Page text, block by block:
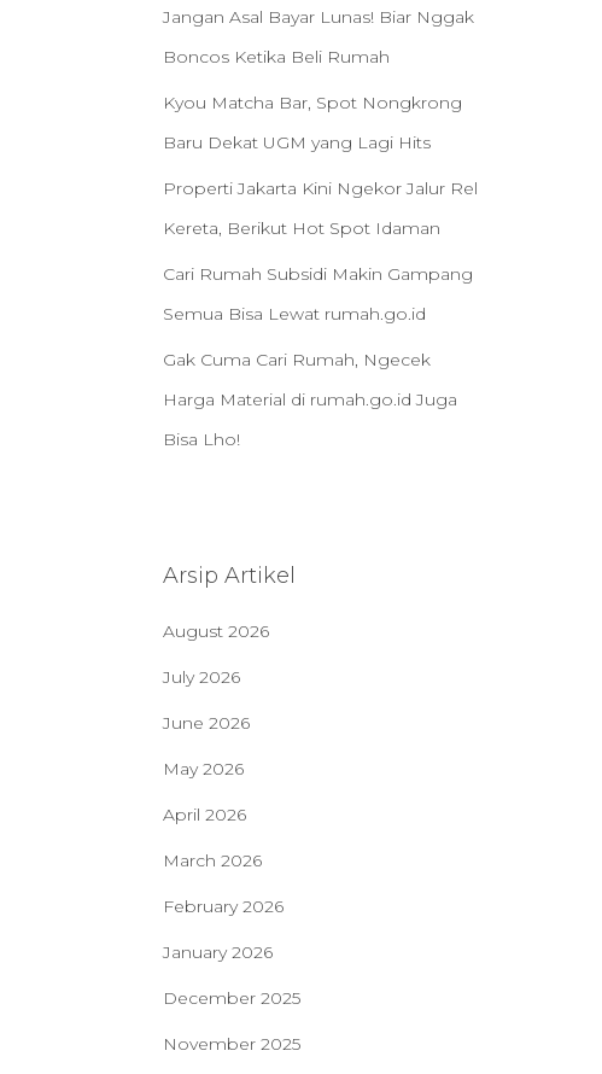
Jangan Asal Bayar Lunas! Biar Nggak
Boncos Ketika Beli Rumah
Kyou Matcha Bar, Spot Nongkrong
Baru Dekat UGM yang Lagi Hits
Properti Jakarta Kini Ngekor Jalur Rel
Kereta, Berikut Hot Spot Idaman
Cari Rumah Subsidi Makin Gampang
Semua Bisa Lewat rumah.go.id
Gak Cuma Cari Rumah, Ngecek
Harga Material di rumah.go.id Juga
Bisa Lho!
Arsip Artikel
August 2026
July 2026
June 2026
May 2026
April 2026
March 2026
February 2026
January 2026
December 2025
November 2025